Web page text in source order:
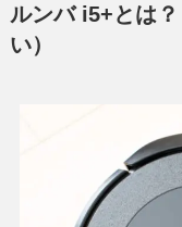
ルンバ i5+とは
い）